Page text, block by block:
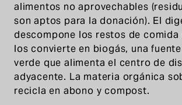
alimentos no aprovechables
son aptos para la donación). El
descompone los restos de comida
los convierte en biogás, una
verde que alimenta el centro de
adyacente. La materia orgánica
recicla en abono y compost.